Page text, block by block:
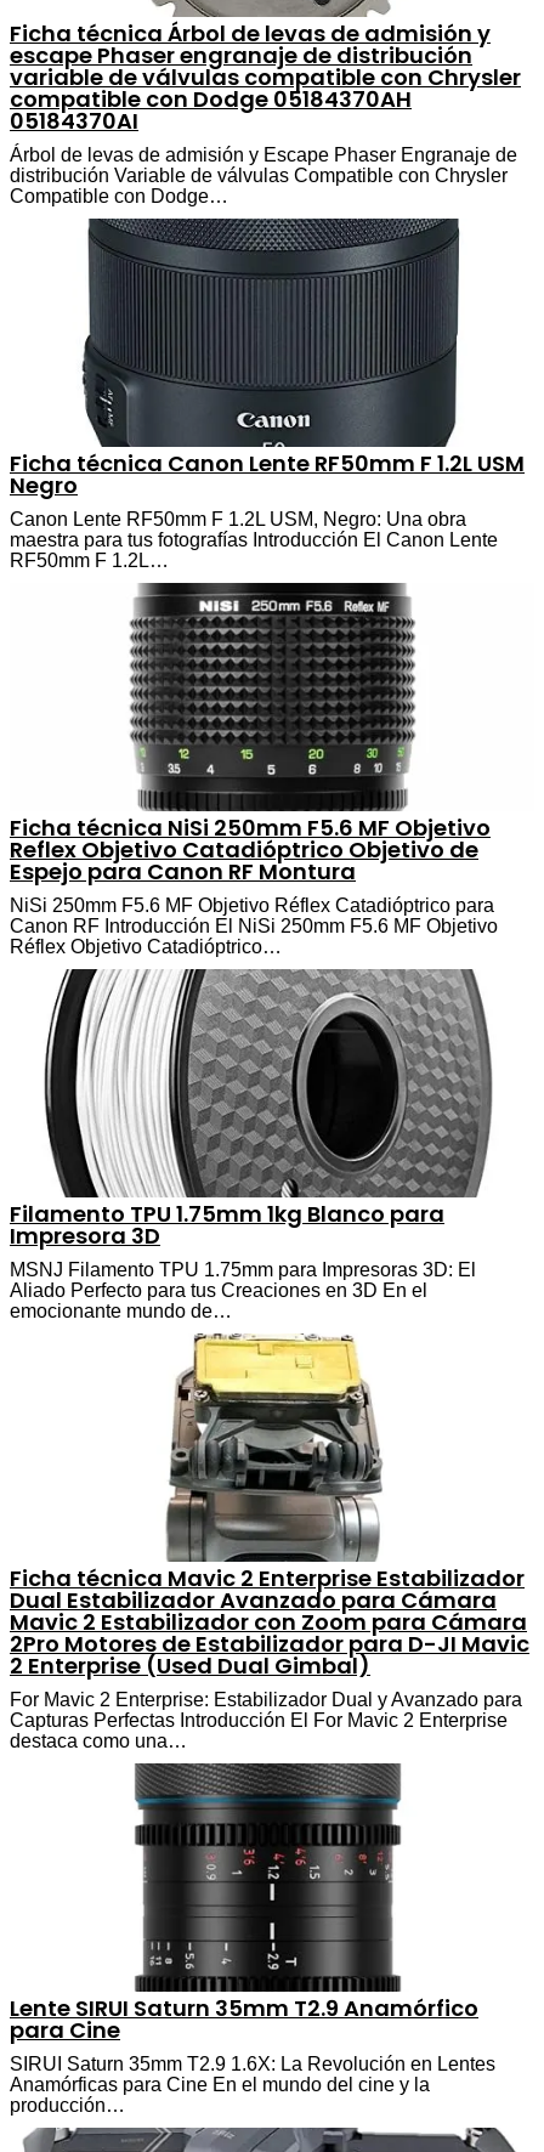
Ficha técnica Árbol de levas de admisión y
escape Phaser engranaje de distribución
variable de válvulas compatible con Chrysler
compatible con Dodge 05184370AH
05184370AI
Árbol de levas de admisión y Escape Phaser Engranaje de
distribución Variable de válvulas Compatible con Chrysler
Compatible con Dodge…
Ficha técnica Canon Lente RF50mm F 1.2L USM
Negro
Canon Lente RF50mm F 1.2L USM, Negro: Una obra
maestra para tus fotografías Introducción El Canon Lente
RF50mm F 1.2L…
Ficha técnica NiSi 250mm F5.6 MF Objetivo
Reflex Objetivo Catadióptrico Objetivo de
Espejo para Canon RF Montura
NiSi 250mm F5.6 MF Objetivo Réflex Catadióptrico para
Canon RF Introducción El NiSi 250mm F5.6 MF Objetivo
Réflex Objetivo Catadióptrico…
Filamento TPU 1.75mm 1kg Blanco para
Impresora 3D
MSNJ Filamento TPU 1.75mm para Impresoras 3D: El
Aliado Perfecto para tus Creaciones en 3D En el
emocionante mundo de…
Ficha técnica Mavic 2 Enterprise Estabilizador
Dual Estabilizador Avanzado para Cámara
Mavic 2 Estabilizador con Zoom para Cámara
2Pro Motores de Estabilizador para D-JI Mavic
2 Enterprise (Used Dual Gimbal)
For Mavic 2 Enterprise: Estabilizador Dual y Avanzado para
Capturas Perfectas Introducción El For Mavic 2 Enterprise
destaca como una…
Lente SIRUI Saturn 35mm T2.9 Anamórfico
para Cine
SIRUI Saturn 35mm T2.9 1.6X: La Revolución en Lentes
Anamórficas para Cine En el mundo del cine y la
producción…